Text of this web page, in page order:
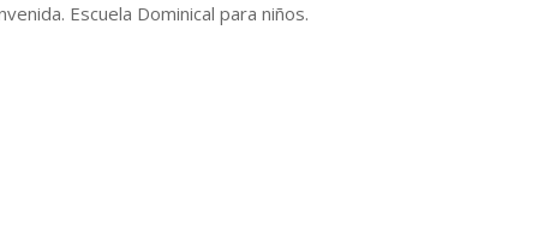
Escuela Dominical para niños.